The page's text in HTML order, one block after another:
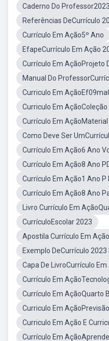
Caderno Do
Referências DeCurrículo
Currículo Em Ação5º Ano
EfapeCurrículo Em Ação
Currículo Em AçãoProjeto
Manual Do
Curriculo Em
Curriculo Em AçãoColeção
Currículo Em AçãoMaterial
Como Deve Ser
Currículo Em Ação6 Ano
Currículo Em Ação8 Ano
Currículo Em Ação1 Ano
Currículo Em Ação8 Ano
Livro Currículo Em
CurrículoEscolar 2023
Apostila Currículo Em
Exemplo DeCurrículo 2023
Capa De LivroCurrículo
Currículo Em
Currículo Em AçãoQuarto
Curriculo Em
Curriculo Em Ação E
Currículo Em